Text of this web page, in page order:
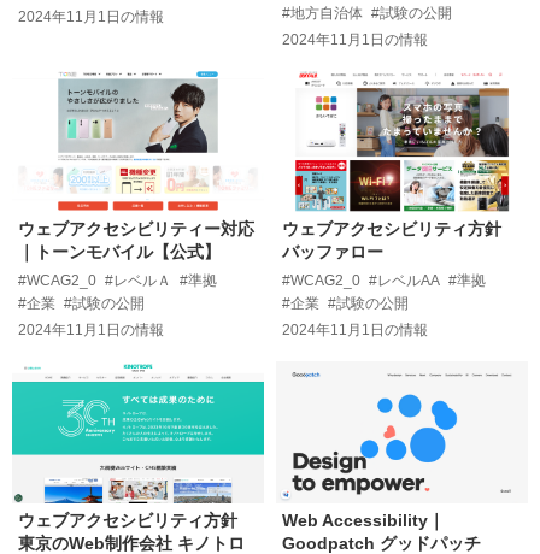
2024年11月1日の情報
#地方自治体 #試験の公開
2024年11月1日の情報
ウェブアクセシビリティー対応
｜トーンモバイル【公式】
#WCAG2_0 #レベルＡ
#準拠
#企業 #試験の公開
2024年11月1日 の情報
ウェブアクセシビリティ方針
バッファロー
#WCAG2_0 #レベルAA #準拠
#企業 #試験の公開
2024年11月1日 の情報
ウェブアクセシビリティ方針
東京のWeb制作会社 キノトロ
Web Accessibility｜
Goodpatch グッドパッチ